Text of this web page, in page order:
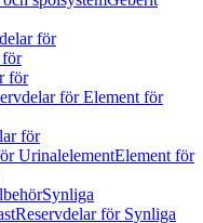
för
för
för
för Element för
för
UrinalelementElement för
Synliga
Reservdelar för Synliga